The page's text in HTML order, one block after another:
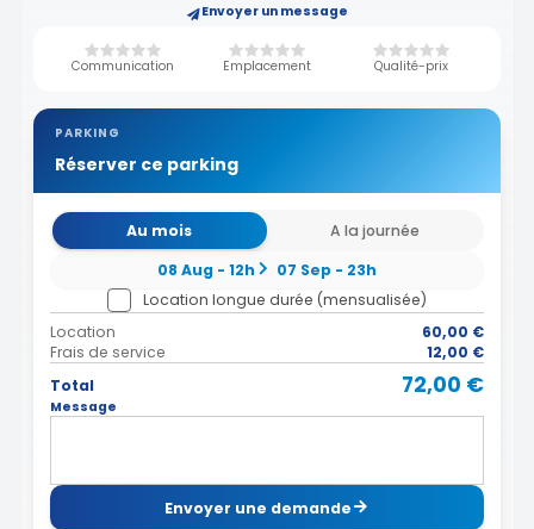
Envoyer un message
Communication Emplacement Qualité-prix
PARKING
Réserver ce parking
Au mois
A la journée
08 Aug - 12h
07 Sep - 23h
Location longue durée (mensualisée)
Location
60,00 €
Frais de service
12,00 €
Total
72,00 €
Message
Envoyer une demande